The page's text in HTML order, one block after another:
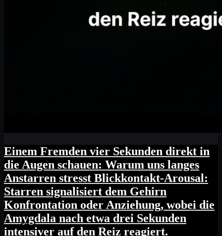
Einem Fremden vier Sekunden direkt in
die Augen schauen: Warum uns langes
Anstarren stresst Blickkontakt-Arousal:
Starren signalisiert dem Gehirn
Konfrontation oder Anziehung, wobei die
Amygdala nach etwa drei Sekunden
intensiver auf den Reiz reagiert.